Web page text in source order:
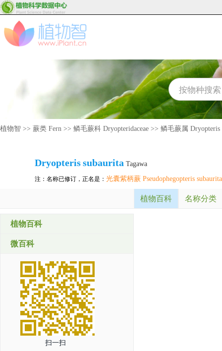
植物智 >> 蕨类 Fern >> 鳞毛蕨科 Dryopteridaceae >> 鳞毛蕨属 Dryopteris
Dryopterissubaurita Tagawa
注：名称已修订，正名是： 光囊紫柄蕨 Pseudophegopteris subaurita
植物百科 名称分类
植物百科
微百科
扫一扫